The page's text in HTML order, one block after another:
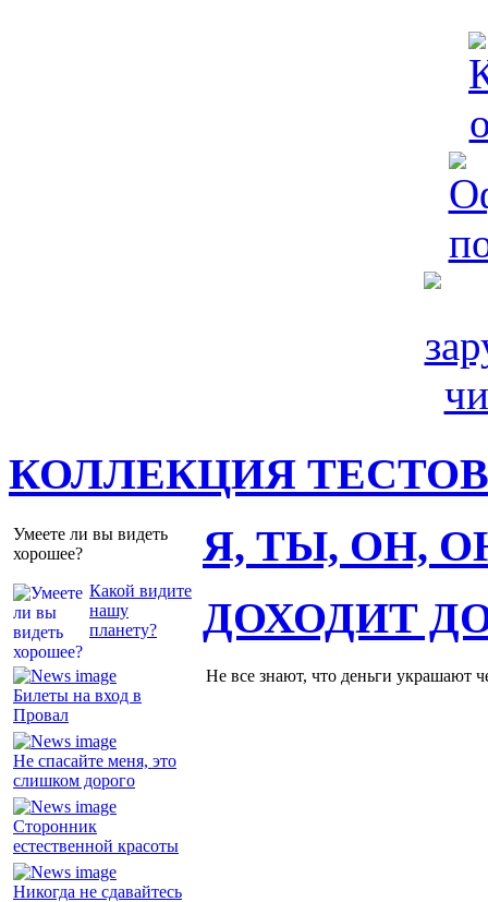
КОЛЛЕКЦИЯ ТЕСТОВ
Умеете ли вы видеть
хорошее?
Какой видите
нашу
планету?
Я, ТЫ, ОН,
Билеты на вход в
Провал
Не спасайте меня, это
слишком дорого
Сторонник
естественной красоты
Никогда не сдавайтесь
ДОХОДИТ
Не все знают, что деньги украшают